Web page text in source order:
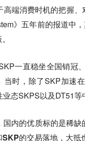
端消费时机的把握
》五年前的报道中
一直稳坐全国销冠
当时，除了SKP加速
态SKPS以及DT51等
内的优质标的是稀
的交易落地，大抵